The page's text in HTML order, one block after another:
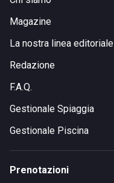
Magazine
La nostra linea editoriale
Redazione
F.A.Q.
Gestionale Spiaggia
Gestionale Piscina
Prenotazioni